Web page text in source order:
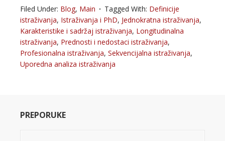
Filed Under: Blog, Main Tagged With: Definicije
istraživanja, Istraživanja i PhD, Jednokratna istraživanja,
Karakteristike i sadržaj istraživanja, Longitudinalna
istraživanja, Prednosti i nedostaci istraživanja,
Profesionalna istraživanja, Sekvencijalna istraživanja,
Uporedna analiza istraživanja
PREPORUKE